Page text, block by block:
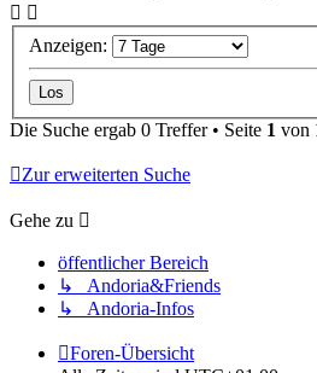
Anzeigen:
Die Suche ergab 0 Treffer • Seite 1 von
Zur erweiterten Suche
Gehe zu
öffentlicher Bereich
↳ Andoria&Friends
↳ Andoria-Infos
Foren-Übersicht